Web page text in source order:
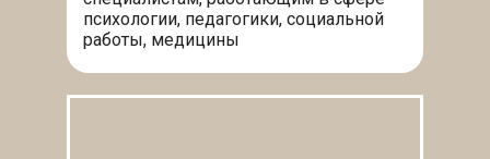
психологии, педагогики, социальной
работы, медицины